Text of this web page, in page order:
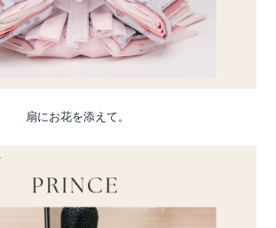
扇にお花を添えて。